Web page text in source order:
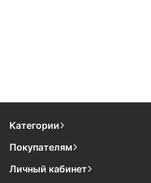
Категории
Покупателям
Личный кабинет